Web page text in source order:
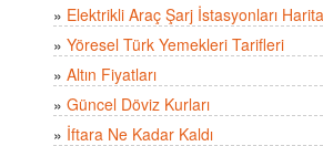
» Elektrikli Araç Şarj İstasyonları
» Yöresel Türk Yemekleri Tarifleri
» Altın Fiyatları
» Güncel Döviz Kurları
» İftara Ne Kadar Kaldı